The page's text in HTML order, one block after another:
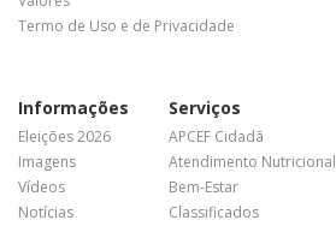
Termo de Uso e de Privacidade
Informações
Eleições 2026
Imagens
Vídeos
Notícias
Serviços
APCEF Cidadã
Atendimento Nutricional
Bem-Estar
Classificados